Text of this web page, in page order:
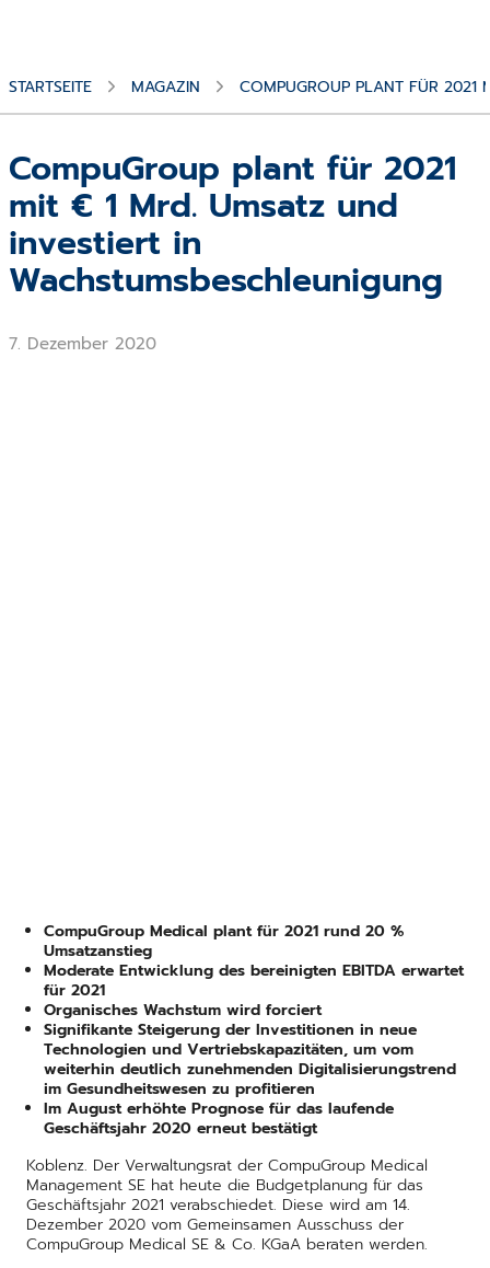
STARTSEITE MAGAZIN COMPUGROUP PLANT FÜR 2021
CompuGroup plant für 2021
mit € 1 Mrd. Umsatz und
investiert in
Wachstumsbeschleunigung
7. Dezember 2020
CompuGroup Medical plant für 2021 rund 20 %
Umsatzanstieg
Moderate Entwicklung des bereinigten EBITDA erwartet
für 2021
Organisches Wachstum wird forciert
Signifikante Steigerung der Investitionen in neue
Technologien und Vertriebskapazitäten, um vom
weiterhin deutlich zunehmenden Digitalisierungstrend
im Gesundheitswesen zu profitieren
Im August erhöhte Prognose für das laufende
Geschäftsjahr 2020 erneut bestätigt
Koblenz. Der Verwaltungsrat der CompuGroup Medical
Management SE hat heute die Budgetplanung für das
Geschäftsjahr 2021 verabschiedet. Diese wird am 14.
Dezember 2020 vom Gemeinsamen Ausschuss der
CompuGroup Medical SE & Co. KGaA beraten werden.